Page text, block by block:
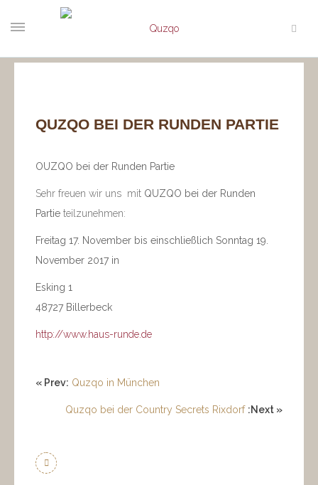
QUZQO BEI DER RUNDEN PARTIE
OUZQO bei der Runden Partie
Sehr freuen wir uns mit QUZQO bei der Runden
Partie teilzunehmen:
Freitag 17. November bis einschließlich Sonntag 19.
November 2017 in
Esking 1
48727 Billerbeck
http://www.haus-runde.de
« Prev: Quzqo in München
Quzqo bei der Country Secrets Rixdorf :Next »